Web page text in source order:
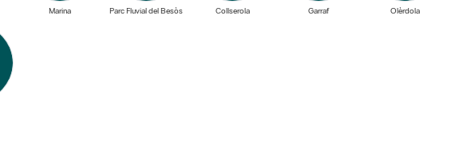
Marina Parc Fluvial del Besòs Collserola Garraf Olèrdola